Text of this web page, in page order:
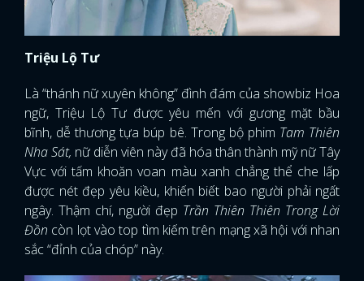
Triệu Lộ Tư
Là “thánh nữ xuyên không” đình đám của showbiz Hoa
ngữ, Triệu Lộ Tư được yêu mến với gương mặt bầu
bĩnh, dễ thương tựa búp bê. Trong bộ phim Tam Thiên
Nha Sát, nữ diễn viên này đã hóa thân thành mỹ nữ Tây
Vực với tấm khoăn voan màu xanh chẳng thể che lấp
được nét đẹp yêu kiều, khiến biết bao người phải ngất
ngây. Thậm chí, người đẹp Trần Thiên Thiên Trong Lời
Đồn còn lọt vào top tìm kiếm trên mạng xã hội với nhan
sắc “đỉnh của chóp” này.